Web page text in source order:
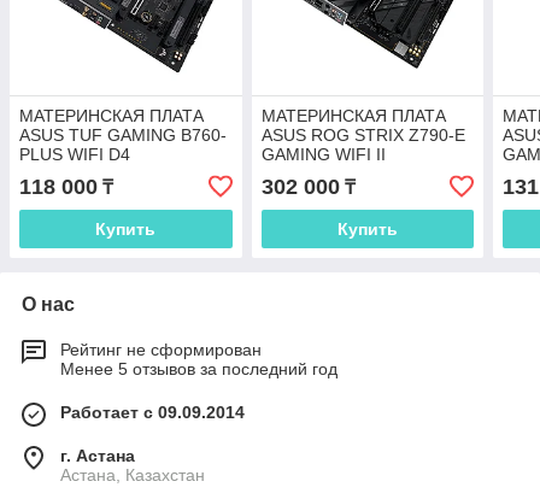
МАТЕРИНСКАЯ ПЛАТА
ASUS TUF GAMING B760-
PLUS WIFI D4
118 000 ₸
Купить
МАТЕРИНСКАЯ ПЛАТА
ASUS ROG STRIX Z790-E
GAMING WIFI II
302 000₸
Купить
О нас
Рейтинг не сформирован
Менее 5 отзывов за последний год
Работает с 09.09.2014
г. Астана
Астана, Казахстан